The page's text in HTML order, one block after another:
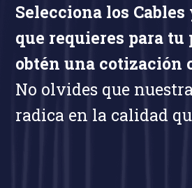
Buscar
Selecciona los
que requieres para tu
obtén una cotización
No olvides que
radica en la calidad